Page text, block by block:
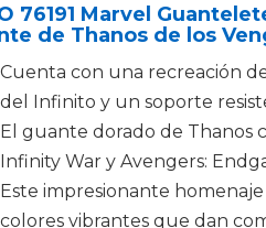
76191 Marvel
de Thanos de los
Cuenta con una recreación
del Infinito y un soporte
El guante dorado de Thanos
Infinity War y Avengers:
Este impresionante
colores vibrantes que dan